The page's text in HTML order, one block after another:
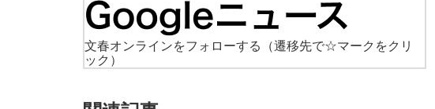
文春オンラインをフォローする
（遷移先で☆マークをクリ
ック）